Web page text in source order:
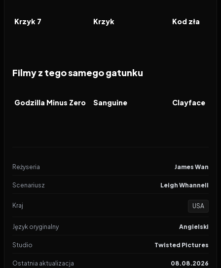
FILM
Krzyk 7 FILM
Krzyk FILM
Kod zła
Filmy z tego samego gatunku
FILM
Godzilla Minus Zero FILM
Sanguine FILM
Clayface
Reżyseria James Wan
Scenariusz Leigh Whannell
Kraj USA
Język oryginalny Angielski
Studio Twisted Pictures
Ostatnia aktualizacja 08.08.2026